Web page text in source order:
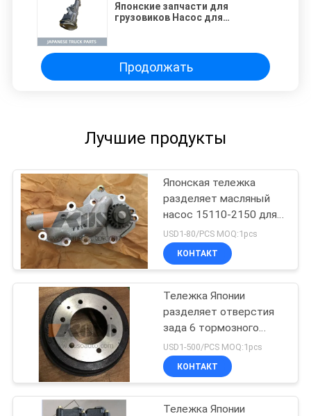
Японские запчасти для
грузовиков Насос для
8-94360206-0
Продолжать
Лучшие продукты
Японская тележка
разделяет масляный
насос 15110-2150 для
ренджера J08C/J08E
HINO 500
USD1-80/PCS MOQ:1pcs
КОНТАКТ
Тележка Японии
разделяет отверстия
зада 6 тормозного
барабана 43512-0W050
на HINO 300 Dutro
N04C/N04CT
USD1-500/PCS MOQ:1pcs
КОНТАКТ
Тележка Японии